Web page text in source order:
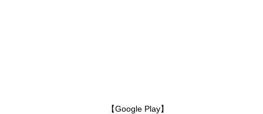
【Google Play】